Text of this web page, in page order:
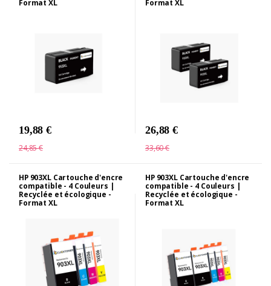
Format XL
19,88 €
24,85 €
Format XL
26,88 €
33,60 €
HP 903XL Cartouche d'encre
compatible - 4 Couleurs |
Recyclée et écologique -
Format XL
HP 903XL Cartouche d'encre
compatible - 4 Couleurs |
Recyclée et écologique -
Format XL